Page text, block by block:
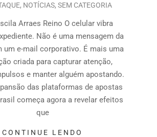
, NOTÍCIAS, SEM CATEGORIA
Arraes Reino O celular vibra
Não é uma mensagem da
um e-mail corporativo. É mais uma
criada para capturar atenção,
e manter alguém apostando.
das plataformas de apostas
começa agora a revelar efeitos
que
CONTINUE LENDO